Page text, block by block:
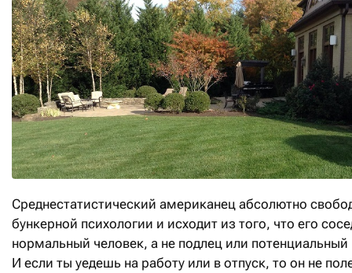
Среднестатистический американец абсолютно
бункерной психологии и исходит из того, что его
нормальный человек, а не подлец или
И если ты уедешь на работу или в отпуск, то он не